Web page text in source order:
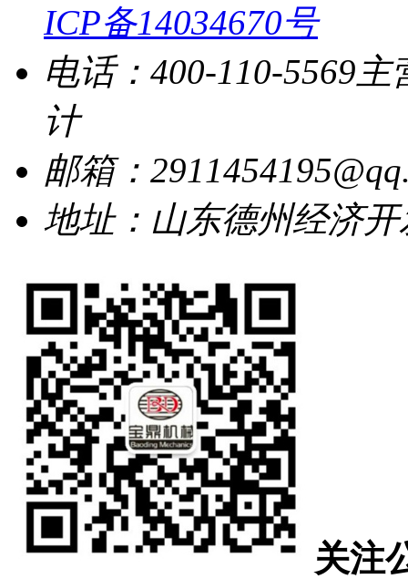
ICP备14034670号
电话：400-110-5569 主
计
邮箱：
地址：山东德州经济
关注